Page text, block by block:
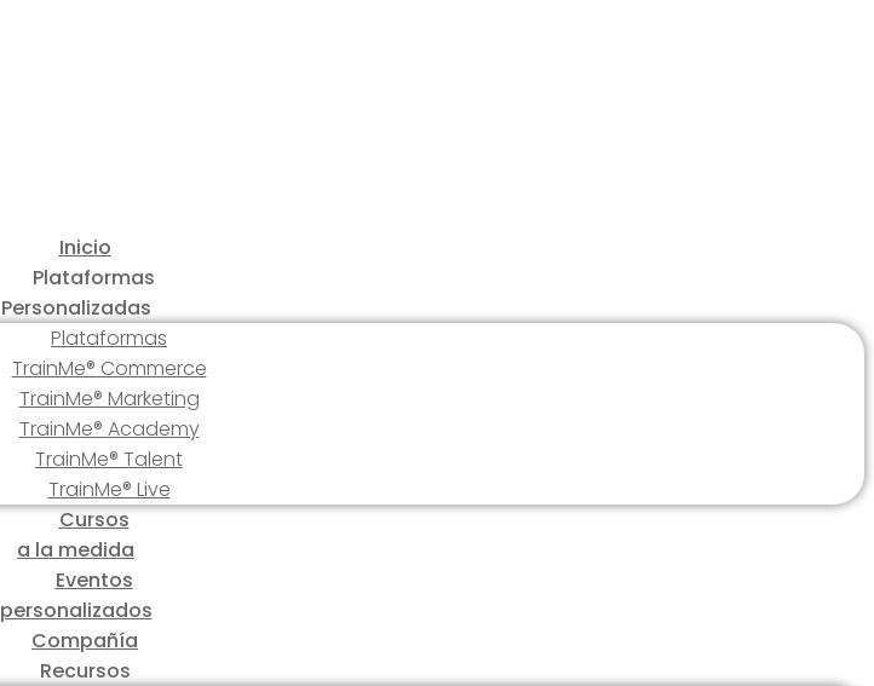
Inicio
Plataformas
Personalizadas
Plataformas
TrainMe® Commerce
TrainMe® Marketing
TrainMe® Academy
TrainMe® Talent
TrainMe® Live
Cursos
a la medida
Eventos
personalizados
Compañía
Recursos